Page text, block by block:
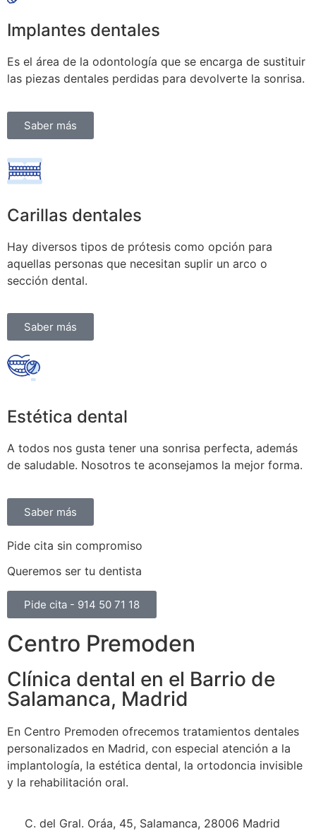
Implantes dentales
Es el área de la odontología que se encarga de sustituir
las piezas dentales perdidas para devolverte la sonrisa.
Saber más
Carillas dentales
Hay diversos tipos de prótesis como opción para
aquellas personas que necesitan suplir un arco o
sección dental.
Saber más
Estética dental
A todos nos gusta tener una sonrisa perfecta, además
de saludable. Nosotros te aconsejamos la mejor forma.
Saber más
Pide cita sin compromiso
Queremos ser tu dentista
Pide cita - 914 50 71 18
Centro Premoden
Clínica dental en el Barrio de
Salamanca, Madrid
En Centro Premoden ofrecemos tratamientos dentales
personalizados en Madrid, con especial atención a la
implantología, la estética dental, la ortodoncia invisible
y la rehabilitación oral.
C. del Gral. Oráa, 45, Salamanca, 28006 Madrid